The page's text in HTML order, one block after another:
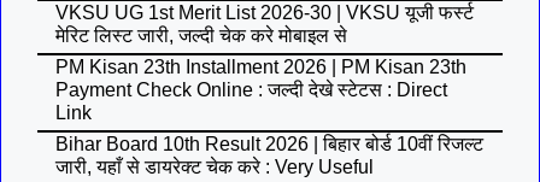
VKSU UG 1st Merit List 2026-30 | VKSU यूजी फर्स्ट
मेरिट लिस्ट जारी, जल्दी चेक करे मोबाइल से
PM Kisan 23th Installment 2026 | PM Kisan 23th
Payment Check Online : जल्दी देखे स्टेटस : Direct
Link
Bihar Board 10th Result 2026 | बिहार बोर्ड 10वीं रिजल्ट
जारी, यहाँ से डायरेक्ट चेक करे : Very Useful